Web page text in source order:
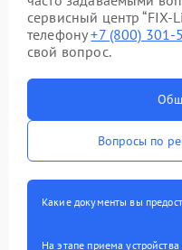
сервисный центр “FIX-
телефону+7 (800) 301-
свой вопрос.
Вопросы по
Какие документы вы
На этапе приема